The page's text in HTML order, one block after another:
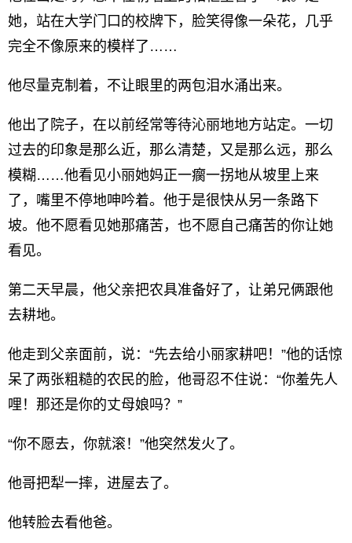
她，站在大学门口的校牌下，脸笑得像一朵花，几乎
完全不像原来的模样了……
他尽量克制着，不让眼里的两包泪水涌出来。
他出了院子，在以前经常等待沁丽地地方站定。一切
过去的印象是那么近，那么清楚，又是那么远，那么
模糊……他看见小丽她妈正一瘸一拐地从坡里上来
了，嘴里不停地呻吟着。他于是很快从另一条路下
坡。他不愿看见她那痛苦，也不愿自己痛苦的你让她
看见。
第二天早晨，他父亲把农具准备好了，让弟兄俩跟他
去耕地。
他走到父亲面前，说：“先去给小丽家耕吧！”他的话惊
呆了两张粗糙的农民的脸，他哥忍不住说：“你羞先人
哩！那还是你的丈母娘吗？”
“你不愿去，你就滚！”他突然发火了。
他哥把犁一摔，进屋去了。
他转脸去看他爸。